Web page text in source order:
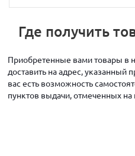
Где получить
Приобретенные вами товары
доставить на адрес, указанный
вас есть возможность
пунктов выдачи, отмеченных на